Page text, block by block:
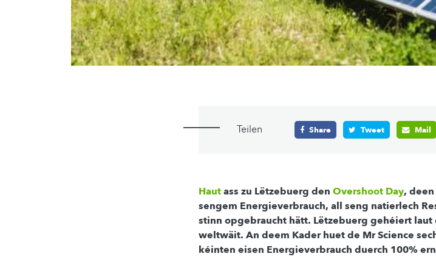
Teilen Share Tweet Mail
Hautass zu Lëtzebuerg den Overshoot Day, deen
sengem Energieverbrauch, all seng natierlech
stinn opgebraucht hätt. Lëtzebuerg gehéiert laut
weltwäit. An deem Kader huet de Mr Science
kéinten eisen Energieverbrauch duerch 100%